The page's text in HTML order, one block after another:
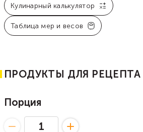
Кулинарный калькулятор
Таблица мер и весов
ПРОДУКТЫ ДЛЯ РЕЦЕПТА
Порция